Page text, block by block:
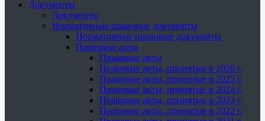
Документы
Документы
Нормативные правовые документы
Нормативные правовые документы
Правовые акты
Правовые акты
Правовые акты, принятые в 2026 г.
Правовые акты, принятые в 2025 г.
Правовые акты, принятые в 2024 г.
Правовые акты, принятые в 2023 г.
Правовые акты, принятые в 2022 г.